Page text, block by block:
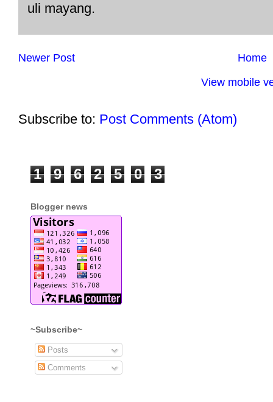
uli mayang.
Newer Post
Home
View mobile
Subscribe to: Post Comments (Atom)
1 9 6 2 5 0 3
Blogger news
~Subscribe~
Posts
Comments